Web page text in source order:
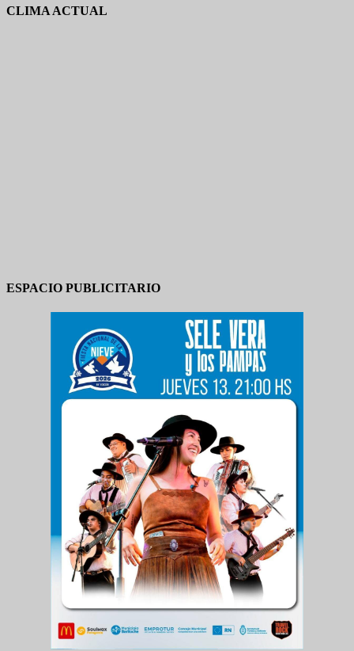
CLIMA ACTUAL
ESPACIO PUBLICITARIO